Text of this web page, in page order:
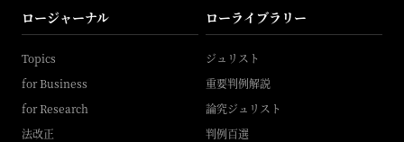
ロージャーナル
Topics
for Business
for Research
法改正
ローライブラリー
ジュリスト
重要判例解説
論究ジュリスト
判例百選